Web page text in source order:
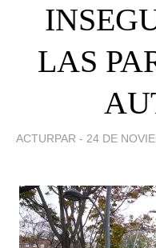
LAS
ACTURPAR - 24 DE